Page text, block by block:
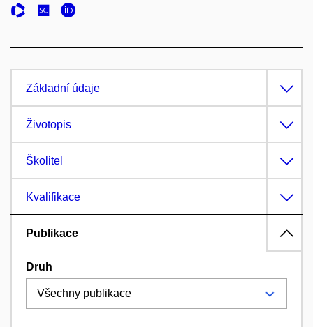
Základní údaje
Životopis
Školitel
Kvalifikace
Publikace
Druh